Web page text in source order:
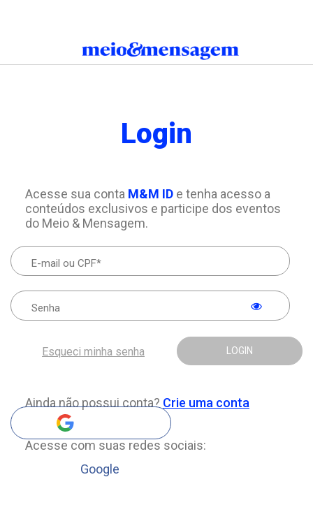
Login
Acesse sua conta M&M IDe tenha acesso a
conteúdos exclusivos e participe dos eventos
do Meio & Mensagem.
LOGIN
Esqueci minha senha
Ainda não possui conta? Crie uma conta
Acesse com suas redes sociais:
Google